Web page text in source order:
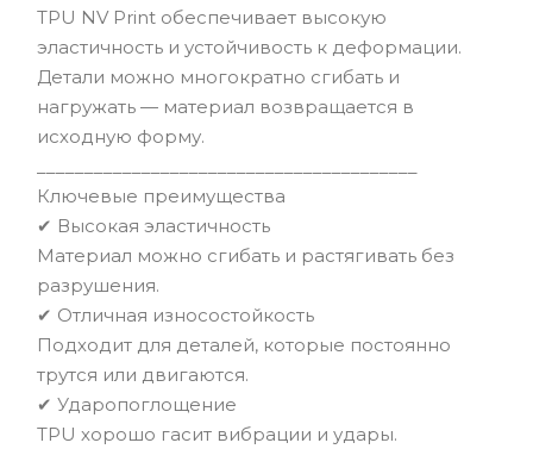
TPU NV Print обеспечивает высокую
эластичность и устойчивость к деформации.
Детали можно многократно сгибать и
нагружать — материал возвращается в
исходную форму.
Ключевые преимущества
✔ Высокая эластичность
Материал можно сгибать и растягивать без
разрушения.
✔ Отличная износостойкость
Подходит для деталей, которые постоянно
трутся или двигаются.
✔ Ударопоглощение
TPU хорошо гасит вибрации и удары.